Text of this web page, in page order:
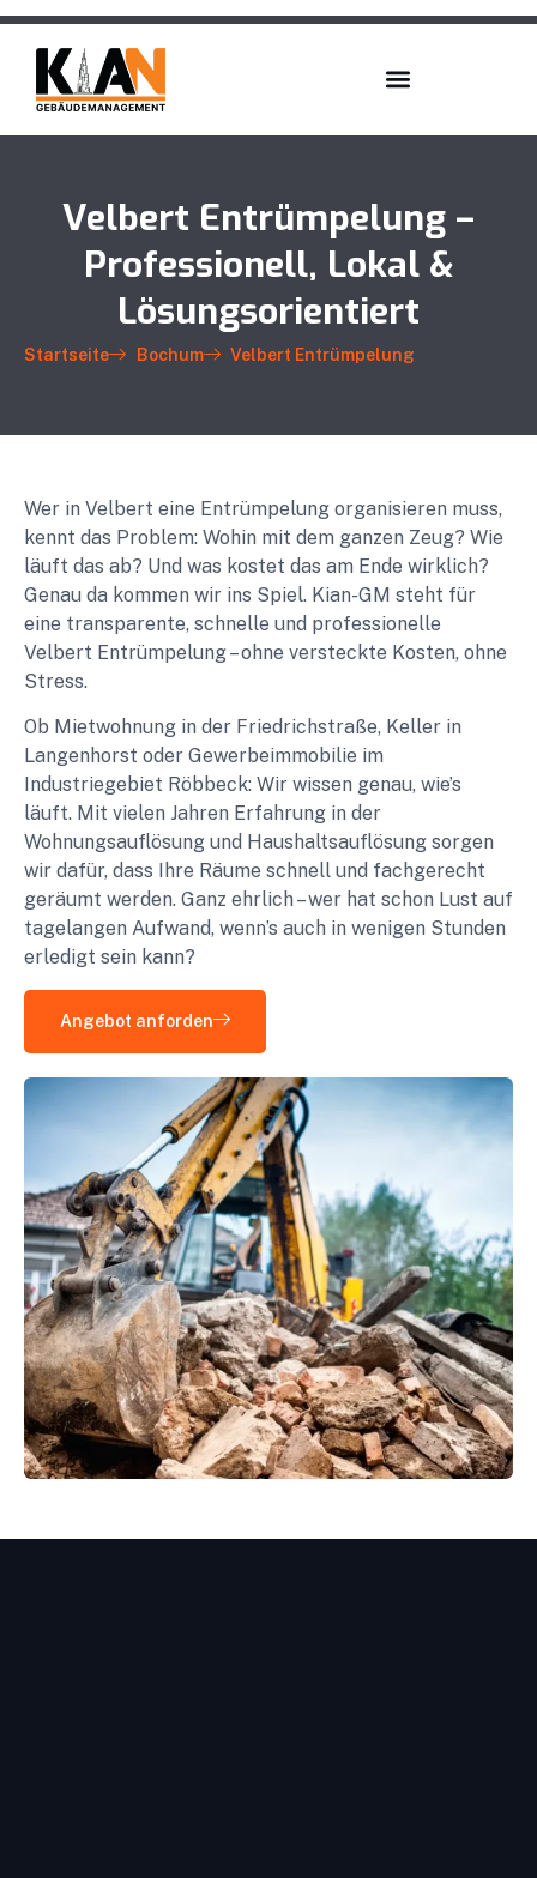
Velbert Entrümpelung –
Professionell, Lokal &
Lösungsorientiert
Startseite Bochum Velbert Entrümpelung
Wer in Velbert eine Entrümpelung organisieren muss,
kennt das Problem: Wohin mit dem ganzen Zeug? Wie
läuft das ab? Und was kostet das am Ende wirklich?
Genau da kommen wir ins Spiel. Kian-GM steht für
eine transparente, schnelle und professionelle
Velbert Entrümpelung – ohne versteckte Kosten, ohne
Stress.
Ob Mietwohnung in der Friedrichstraße, Keller in
Langenhorst oder Gewerbeimmobilie im
Industriegebiet Röbbeck: Wir wissen genau, wie’s
läuft. Mit vielen Jahren Erfahrung in der
Wohnungsauflösung und Haushaltsauflösung sorgen
wir dafür, dass Ihre Räume schnell und fachgerecht
geräumt werden. Ganz ehrlich – wer hat schon Lust auf
tagelangen Aufwand, wenn’s auch in wenigen Stunden
erledigt sein kann?
Angebot anforden